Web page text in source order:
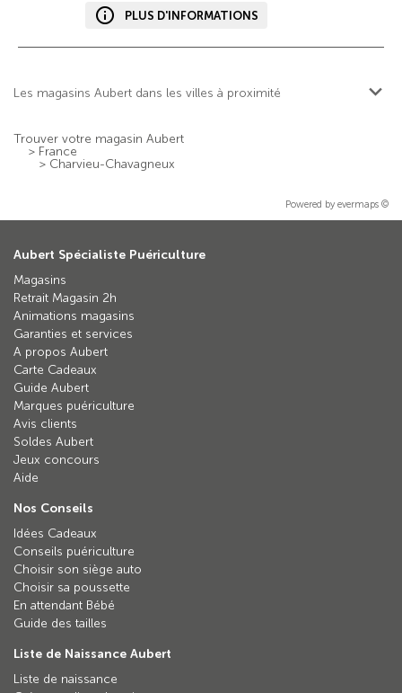
PLUS D'INFORMATIONS
Les magasins Aubert dans les villes à proximité
Trouver votre magasin Aubert
> France
> Charvieu-Chavagneux
Powered by evermaps ©
Aubert Spécialiste Puériculture
Magasins
Retrait Magasin 2h
Animations magasins
Garanties et services
A propos Aubert
Carte Cadeaux
Guide Aubert
Marques puériculture
Avis clients
Soldes Aubert
Jeux concours
Aide
Nos Conseils
Idées Cadeaux
Conseils puériculture
Choisir son siège auto
Choisir sa poussette
En attendant Bébé
Guide des tailles
Liste de Naissance Aubert
Liste de naissance